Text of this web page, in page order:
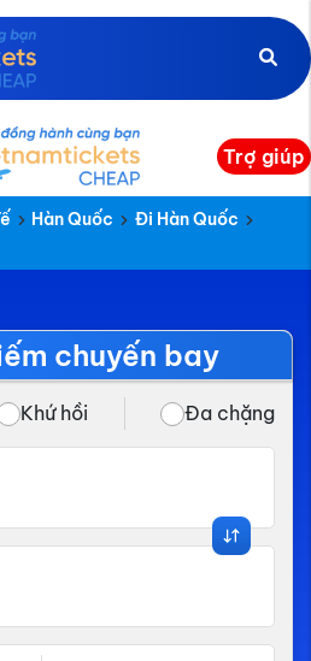
Trợ giúp
Hàn Quốc
Đi Hàn Quốc
chuyến bay
Khứ hồi Đa chặng